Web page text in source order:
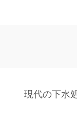
現代の下水